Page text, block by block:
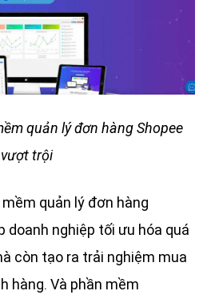
quản lý đơn hàng Shopee
vượt trội
quản lý đơn hàng
doanh nghiệp tối ưu hóa quá
còn tạo ra trải nghiệm mua
hàng. Và phần mềm